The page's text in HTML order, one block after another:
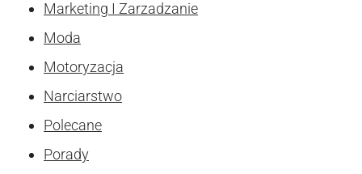
Marketing I Zarzadzanie
Moda
Motoryzacja
Narciarstwo
Polecane
Porady